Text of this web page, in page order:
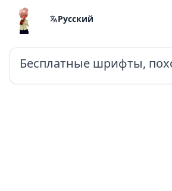
Русский
Бесплатные шрифты,